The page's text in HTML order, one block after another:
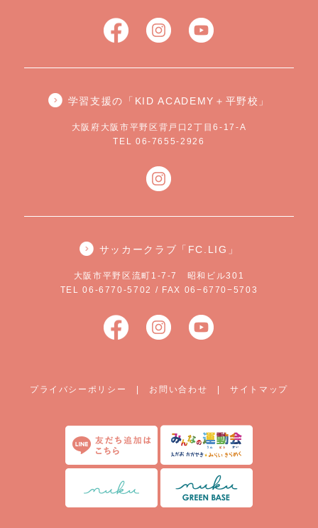
学習支援の「KID ACADEMY＋平野校」
大阪府大阪市平野区背戸口2丁目6-17-A
TEL 06-7655-2926
サッカークラブ「FC.LIG」
大阪市平野区流町1-7-7 昭和ビル301
TEL 06-6770-5702 / FAX 06−6770−5703
プライバシーポリシー お問い合わせ |サイトマップ